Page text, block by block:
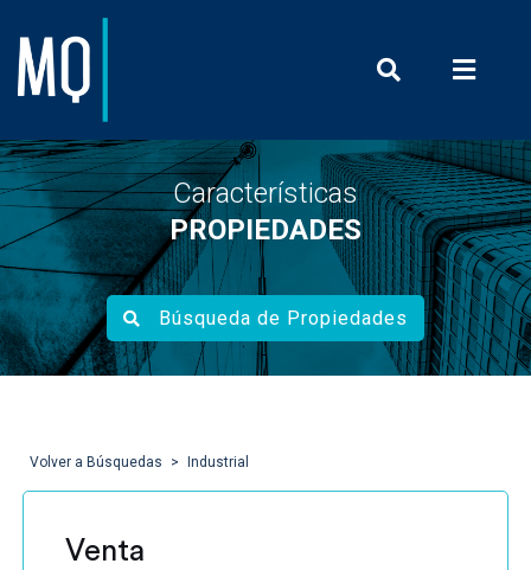
Características
PROPIEDADES
Búsqueda de Propiedades
Volver a Búsquedas Industrial
Venta